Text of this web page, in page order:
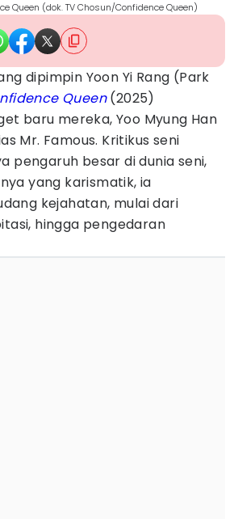
Queen (dok. TV Chosun/Confidence Queen)
dipimpin Yoon Yi Rang (Park
Queen(2025)
baru mereka, Yoo Myung Han
Mr. Famous. Kritikus seni
pengaruh besar di dunia seni,
yang karismatik, ia
kejahatan, mulai dari
hingga pengedaran